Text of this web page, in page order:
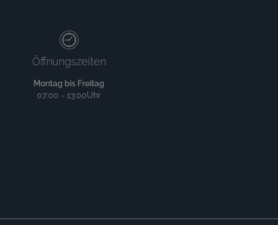
Öffnungszeiten
Montag bis Freitag
07:00 - 13:00Uhr